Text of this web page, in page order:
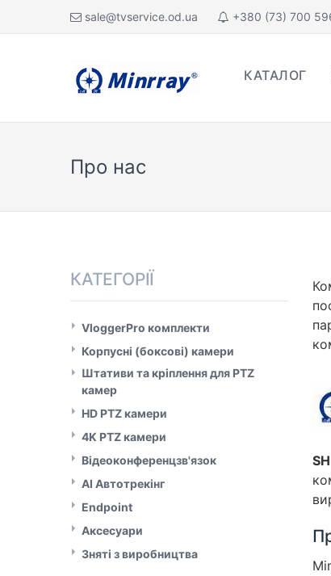
sale@tvservice.od.ua +380 (73) 700
КАТАЛОГ
Про нас
КАТЕГОРІЇ
VloggerPro комплекти
Корпусні (боксові) камери
Штативи та кріплення для PTZ
камер
HD PTZ камери
4K PTZ камери
Відеоконференцзв'язок
AI Автотрекінг
Endpoint
Аксесуари
Зняті з виробництва